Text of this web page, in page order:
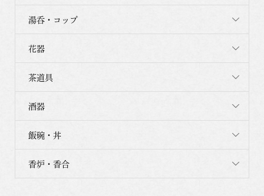
湯呑・コップ
花器
茶道具
酒器
飯碗・丼
香炉・香合